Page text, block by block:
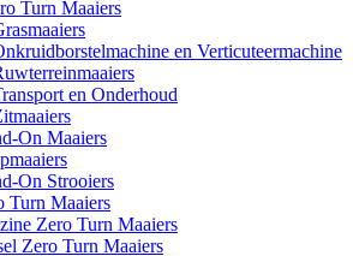
Turn Maaiers
en Verticuteermachine
en Onderhoud
On Maaiers
On Strooiers
Turn Maaiers
Zero Turn Maaiers
Zero Turn Maaiers